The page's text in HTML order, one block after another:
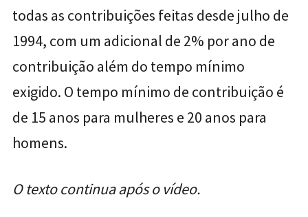
todas as contribuições feitas desde julho de
1994, com um adicional de 2% por ano de
contribuição além do tempo mínimo
exigido. O tempo mínimo de contribuição é
de 15 anos para mulheres e 20 anos para
homens.
O texto continua após o vídeo.